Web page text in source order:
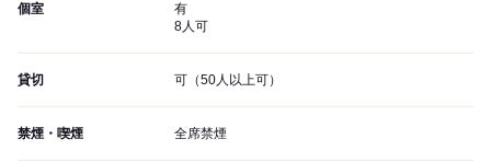
個室
有
8人可
貸切 可（50人以上可）
禁煙・喫煙 全席禁煙